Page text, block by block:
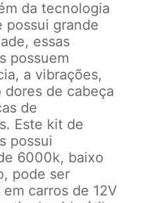
da tecnologia
possui grande
essas
possuem
a vibrações,
dores de cabeça
de
Este kit de
possui
6000k, baixo
pode ser
carros de 12V